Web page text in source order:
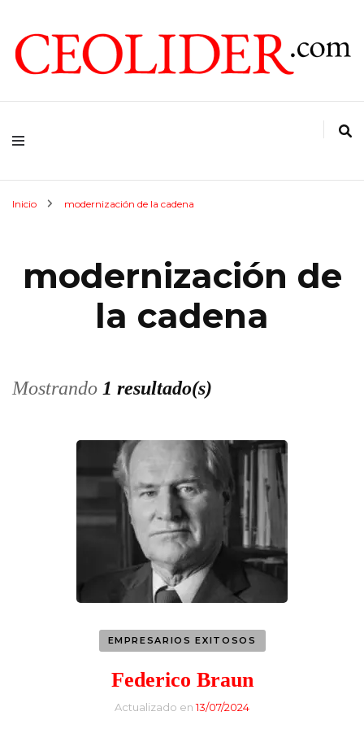
CEOLIDER.COM
Inicio modernización de la cadena
modernización de
la cadena
Mostrando 1 resultado(s)
EMPRESARIOS EXITOSOS
Federico Braun
Actualizado en13/07/2024